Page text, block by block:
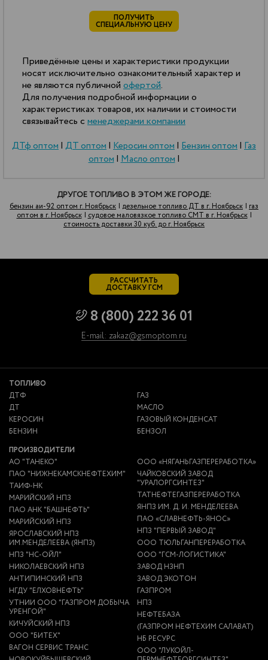
ПОЛУЧИТЬ
СПЕЦИАЛЬНУЮ ЦЕНУ
Приведённые цены и характеристики продукции
носят исключительно ознакомительный характер и
не являются публичной офертой.
Для получения подробной информации о
характеристиках товаров, их наличии и стоимости
связывайтесь с менеджерами компании
ДТф оптом| ДТ оптом| Керосин оптом| Бензин оптом| Газ
оптом|Масло оптом|
ДРУГОЕ ТОПЛИВО В ЭТОМ ЖЕ ГОРОДЕ:
бензин аи-92 оптом г. Ноябрьск | дезельное топливо ДТ в г. Ноябрьск | газ
оптом в г. Ноябрьск| судовое маловязкое топливо СМТ в г. Ноябрьск|
стоимость доставки 30 куб. до г. Ноябрьск
РАССЧИТАТЬ
ДОСТАВКУ ГСМ
8 (800) 222 36 01
E-mail: zakaz@gsmoptom.ru
ТОПЛИВО
ДТФ
ДТ
КЕРОСИН
БЕНЗИН
ГАЗ
МАСЛО
ГАЗОВЫЙ КОНДЕНСАТ
БЕНЗОЛ
ПРОИЗВОДИТЕЛИ
АО "ТАНЕКО"
ПАО "НИЖНЕКАМСКНЕФТЕХИМ"
ТАИФ-НК
МАРИЙСКИЙ НПЗ
ПАО АНК "БАШНЕФТЬ"
МАРИЙСКИЙ НПЗ
ЯРОСЛАВСКИЙ НПЗ
ИМ.МЕНДЕЛЕЕВА (ЯНПЗ)
НПЗ "НС-ОЙЛ"
НИКОЛАЕВСКИЙ НПЗ
АНТИПИНСКИЙ НПЗ
НГДУ "ЕЛХОВНЕФТЬ"
УТНИИ ООО "ГАЗПРОМ ДОБЫЧА
УРЕНГОЙ"
КИЧУЙСКИЙ НПЗ
ООО "БИТЕХ"
ВАГОН СЕРВИС ТРАНС
ООО «НЯГАНЬГАЗПЕРЕРАБОТКА»
ЧАЙКОВСКИЙ ЗАВОД
"УРАЛОРГСИНТЕЗ"
ТАТНЕФТЕГАЗПЕРЕРАБОТКА
ЯНПЗ ИМ. Д. И. МЕНДЕЛЕЕВА
ПАО «СЛАВНЕФТЬ-ЯНОС»
НПЗ "ПЕРВЫЙ ЗАВОД"
ООО ТЮЛЬГАНПЕРЕРАБОТКА
ООО "ГСМ-ЛОГИСТИКА"
ЗАВОД НЗНП
ЗАВОД ЭКОТОН
ГАЗПРОМ
НПЗ
НЕФТЕБАЗА
(ГАЗПРОМ НЕФТЕХИМ САЛАВАТ)
НБ РЕСУРС
ООО "ЛУКОЙЛ-